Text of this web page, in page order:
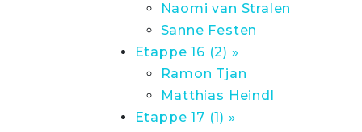
Naomi van Stralen
Sanne Festen
Etappe 16 (2) »
Ramon Tjan
Matthias Heindl
Etappe 17 (1) »